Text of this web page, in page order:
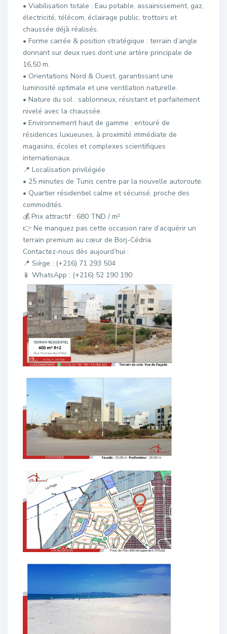
• Viabilisation totale : Eau potable, assainissement, gaz,
électricité, télécom, éclairage public, trottoirs et
chaussée déjà réalisés.
• Forme carrée & position stratégique : terrain d’angle
donnant sur deux rues dont une artère principale de
16,50 m.
• Orientations Nord & Ouest, garantissant une
luminosité optimale et une ventilation naturelle.
• Nature du sol : sablonneux, résistant et parfaitement
nivelé avec la chaussée.
• Environnement haut de gamme : entouré de
résidences luxueuses, à proximité immédiate de
magasins, écoles et complexes scientifiques
internationaux.
📍 Localisation privilégiée
• 25 minutes de Tunis centre par la nouvelle autoroute.
• Quartier résidentiel calme et sécurisé, proche des
commodités.
💰 Prix attractif : 680 TND / m²
👉 Ne manquez pas cette occasion rare d’acquérir un
terrain premium au cœur de Borj-Cédria.
Contactez-nous dès aujourd’hui :
📍 Siège : (+216) 71 293 504
📱 WhatsApp : (+216) 52 190 190